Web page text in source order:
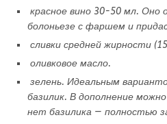
красное вино 30-50 мл. Оно
болоньезе с фаршем и
сливки средней жирности
оливковое масло.
зелень. Идеальным
базилик. В дополнение
нет базилика — полностью